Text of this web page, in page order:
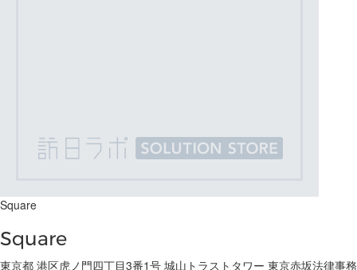
Square
Square
東京都 港区虎ノ門四丁目3番1号 城山トラストタワー 東京赤坂法律事務